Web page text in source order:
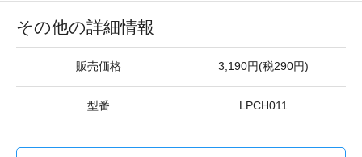
その他の詳細情報
販売価格 3,190円(税290円)
型番 LPCH011